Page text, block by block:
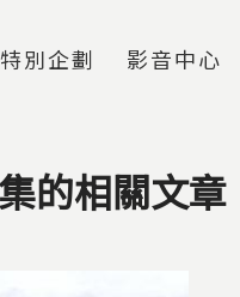
特別企劃 影音中心
的相關文章